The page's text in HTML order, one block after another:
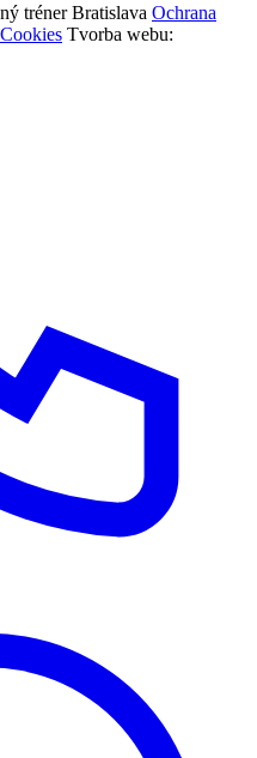
tréner Bratislava Ochrana
Cookies Tvorba webu: